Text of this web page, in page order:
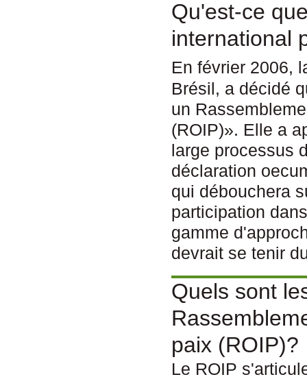
Qu'est-ce
international
En février 2006,
Brésil, a décidé
un
(ROIP)». Elle a
large processus
déclaration
qui débouchera
participation
gamme
devrait se tenir
Quels sont
paix (ROIP)?
Le ROIP